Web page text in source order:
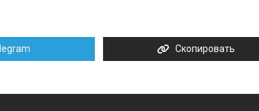
Скопировать